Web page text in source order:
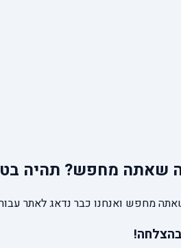
שאתה מחפש? תהיה
מחפש ואנחנו כבר נדאג לאתר